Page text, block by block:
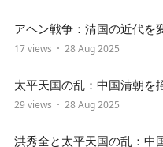
アヘン戦争：清国の近代を
17 views 28 Aug 2025
太平天国の乱：中国清朝を
29 views 28 Aug 2025
洪秀全と太平天国の乱：中